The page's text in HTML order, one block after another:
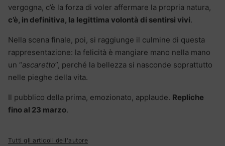
vergogna, c’è la forza di voler affermare la propria natura,
c’è, in definitiva, la legittima volontà di sentirsi vivi.
Nella scena finale, poi, si raggiunge il culmine di questa
rappresentazione: la felicità è mangiare mano nella mano
un “ascaretto”, perché la bellezza si nasconde soprattutto
nelle pieghe della vita.
Il pubblico della prima, emozionato, applaude. Repliche
fino al 23 marzo.
Tutti gli articoli dell'autore